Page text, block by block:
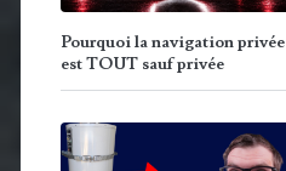
Pourquoi la navigation privée
est TOUT sauf privée